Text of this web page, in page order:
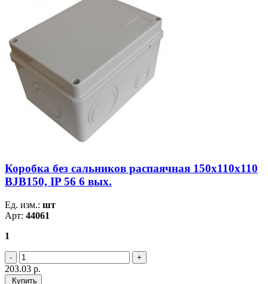
Коробка без сальников распаячная 150х110х110
BJB150, IP 56 6 вых.
Ед. изм.: шт
Арт: 44061
1
203.03 р.
Купить